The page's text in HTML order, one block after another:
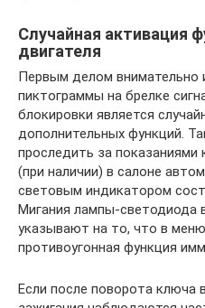
Случайная активация
двигателя
Первым делом внимательно
пиктограммы на брелке
блокировки является
дополнительных функций.
проследить за
(при наличии) в салоне
световым индикатором
Мигания лампы-светодиода
указывают на то, что в
противоугонная функция
Если после поворота ключа